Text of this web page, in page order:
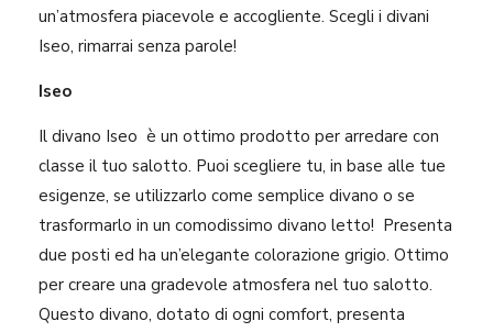
un’atmosfera piacevole e accogliente. Scegli i divani
Iseo, rimarrai senza parole!
Iseo
Il divano Iseo è un ottimo prodotto per arredare con
classe il tuo salotto. Puoi scegliere tu, in base alle tue
esigenze, se utilizzarlo come semplice divano o se
trasformarlo in un comodissimo divano letto! Presenta
due posti ed ha un’elegante colorazione grigio. Ottimo
per creare una gradevole atmosfera nel tuo salotto.
Questo divano, dotato di ogni comfort, presenta